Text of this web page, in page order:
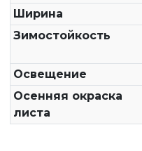
Ширина
Зимостойкость
Освещение
Осенняя окраска
листа